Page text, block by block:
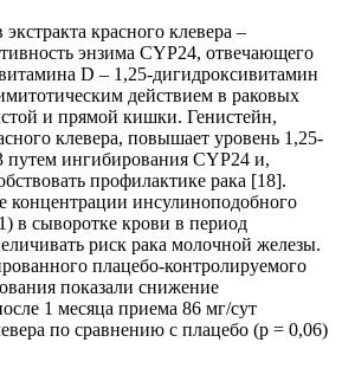
красного клевера –
энзима CYP24, отвечающего
D – 1,25-дигидроксивитамин
действием в раковых
и прямой кишки. Генистейн,
клевера, повышает уровень 1,25-
путем ингибирования CYP24 и,
профилактике рака [18].
концентрации инсулиноподобного
в сыворотке крови в период
риск рака молочной железы.
плацебо-контролируемого
показали снижение
1 месяца приема 86 мг/сут
по сравнению с плацебо (р = 0,06)